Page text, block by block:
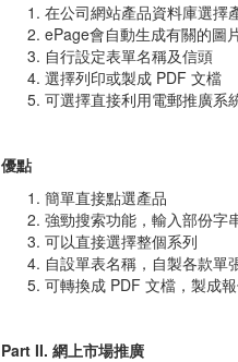
在公司網站產品資料庫選擇
ePage會自動生成有關的圖
自行設定表單名稱及信頭
選擇列印或製成 PDF 文檔
可選擇直接利用電郵推廣系
優點
簡單直接點選產品
強勁搜索功能，輸入部份字
可以直接選擇整個系列
自設單表名稱，自製各款單
可轉換成 PDF 文檔，製成
Part II. 網上市場推廣